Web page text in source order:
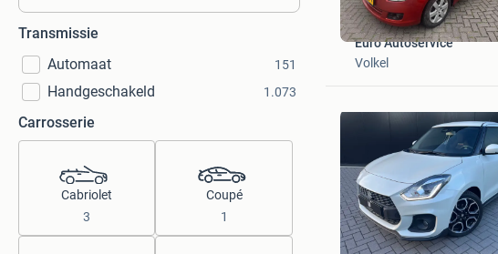
Transmissie
Automaat
151
Handgeschakeld 1.073
Carrosserie
Cabriolet
3
Coupé
1
Euro Autoservice
Volkel